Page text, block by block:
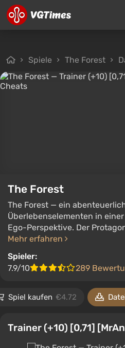
Spiele The Forest
The Forest
The Forest — ein
Überlebenselementen in
Ego-Perspektive. Der
Mehr erfahren
Spieler:
7.9/10
289
Spiel kaufen €4.72
Trainer (+10) [0,71]